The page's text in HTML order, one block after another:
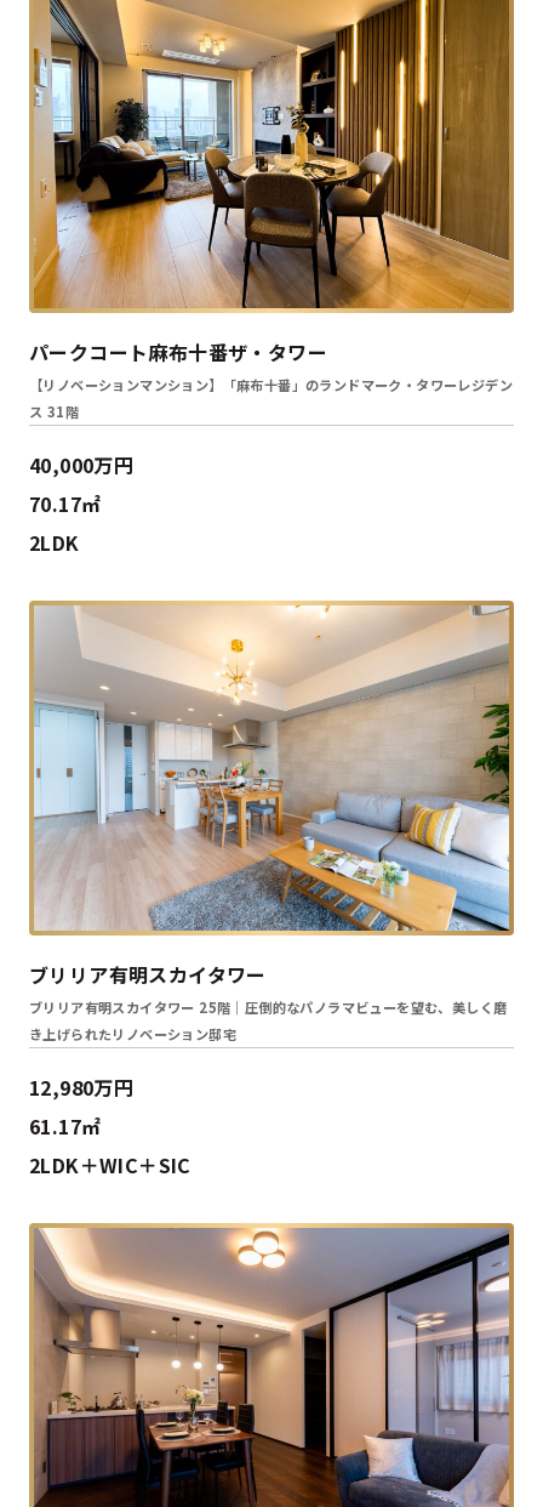
パークコート麻布十番ザ・タワー
【リノベーションマンション】「麻布十番」のランドマーク・タワーレジデン
ス 31階
40,000万円
70.17㎡
2LDK
ブリリア有明スカイタワー
ブリリア有明スカイタワー 25階｜圧倒的なパノラマビューを望む、美しく磨
き上げられたリノベーション邸宅
12,980万円
61.17㎡
2LDK＋WIC＋SIC